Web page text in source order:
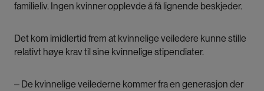
familieliv. Ingen kvinner opplevde å få lignende beskjeder.
Det kom imidlertid frem at kvinnelige veiledere kunne stille
relativt høye krav til sine kvinnelige stipendiater.
‒ De kvinnelige veilederne kommer fra en generasjon der